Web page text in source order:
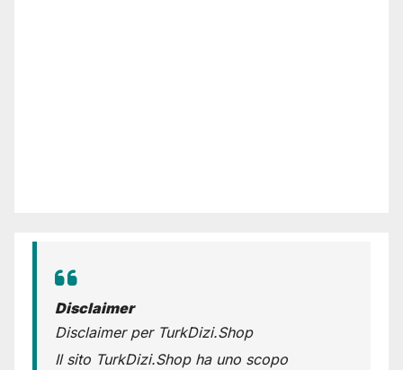
Disclaimer
Disclaimer per TurkDizi.Shop
Il sito TurkDizi.Shop ha uno scopo